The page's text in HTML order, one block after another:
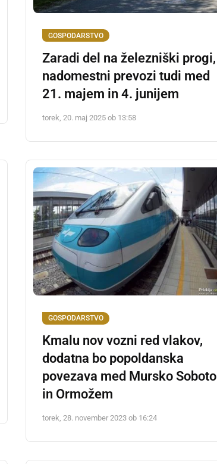
GOSPODARSTVO
Zaradi del na železniški progi,
nadomestni prevozi tudi med
21. majem in 4. junijem
torek, 20. maj 2025 ob 13:58
GOSPODARSTVO
Kmalu nov vozni red vlakov,
dodatna bo popoldanska
povezava med Mursko Soboto
in Ormožem
torek, 28. november 2023 ob 16:24